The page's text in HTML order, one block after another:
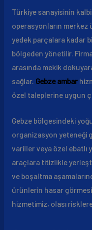
Türkiye sanayisinin
operasyonların merkez
yedek parçalara kadar
bölgeden yönetilir.
arasında mekik
sağlar. Gebze ambar
özel taleplerine uygun
Gebze bölgesindeki
organizasyon yeteneği
variller veya özel ebatlı
araçlara titizlikle
ve boşaltma
ürünlerin hasar
hizmetimiz, olası